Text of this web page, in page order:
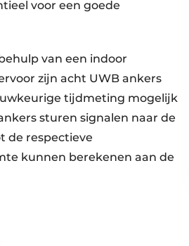
voor een goede
van een indoor
zijn acht UWB ankers
tijdmeting mogelijk
sturen signalen naar de
de respectieve
kunnen berekenen aan de